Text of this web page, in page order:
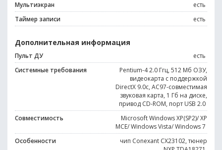
Мультиэкран
есть
Таймер записи
есть
Дополнительная информация
Пульт ДУ
есть
Системные требования
Pentium-4 2.0 Ггц, 512 Мб ОЗУ,
видеокарта с поддержкой
DirectX 9.0c, AC97-совместимая
звуковая карта, 1 Гб на диске,
привод CD-ROM, порт USB 2.0
Совместимость
Microsoft Windows XP(SP2)/ XP
MCE/ Windows Vista/ Windows 7
Особенности
чип Conexant CX23102, тюнер